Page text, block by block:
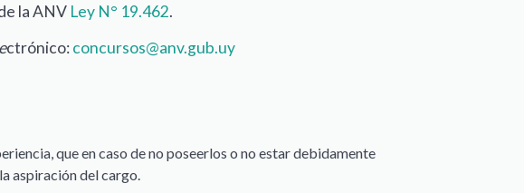
la ANV Ley N° 19.462.
ctrónico:concursos@anv.gub.uy
que en caso de no poseerlos o no estar debidamente
aspiración del cargo.